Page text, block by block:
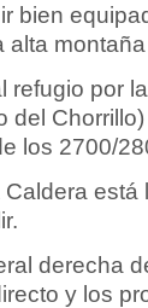
bien
alta
refugio por
del
los 2700/
derecha
y los